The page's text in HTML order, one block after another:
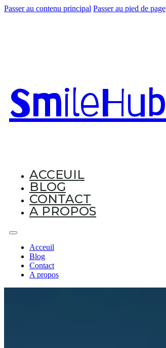
Passer au contenu principal Passer au pied de page
SmileHub
ACCEUIL
BLOG
CONTACT
A PROPOS
Acceuil
Blog
Contact
A propos